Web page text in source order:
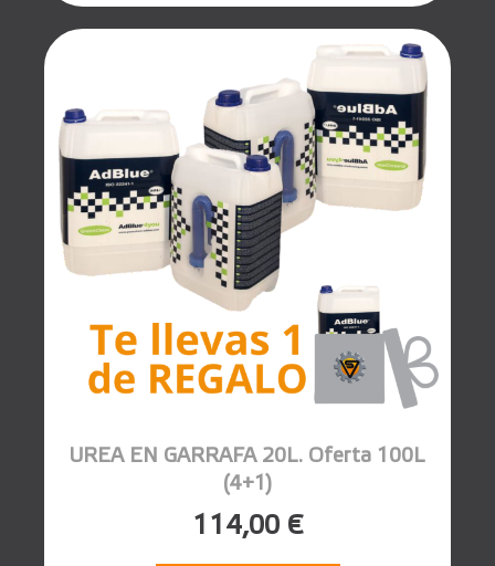
UREA EN GARRAFA 20L. Oferta 100L
(4+1)
114,00 €